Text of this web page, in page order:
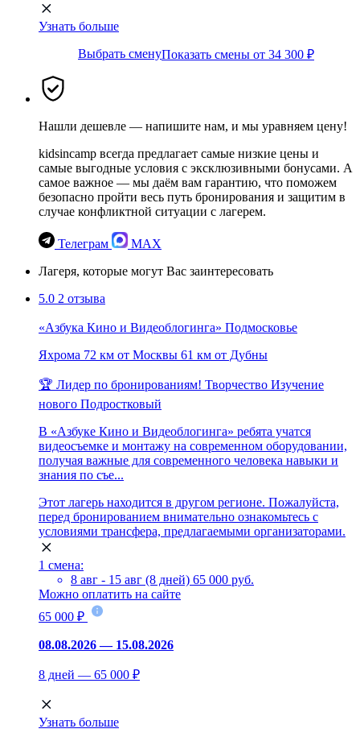
Узнать больше
Выбрать сменуПоказать смены от 34 300 ₽
Нашли дешевле — напишите нам, и мы уравняем цену!
kidsincamp всегда предлагает самые низкие цены и
самые выгодные условия с эксклюзивными бонусами. А
самое важное — мы даём вам гарантию, что поможем
безопасно пройти весь путь бронирования и защитим в
случае конфликтной ситуации с лагерем.
Телеграм
MAX
Лагеря, которые могут Вас заинтересовать
5.0 2 отзыва
«Азбука Кино и Видеоблогинга» Подмосковье
Яхрома 72 км от Москвы 61 км от Дубны
🏆 Лидер по бронированиям! Творчество Изучение
нового Подростковый
В «Азбуке Кино и Видеоблогинга» ребята учатся
видеосъемке и монтажу на современном оборудовании,
получая важные для современного человека навыки и
знания по съе...
Этот лагерь находится в другом регионе. Пожалуйста,
перед бронированием внимательно ознакомьтесь с
условиями трансфера, предлагаемыми организаторами.
1 смена:
8 авг - 15 авг (8 дней) 65 000 руб.
Можно оплатить на сайте
65 000 ₽
08.08.2026 — 15.08.2026
8 дней — 65 000 ₽
Узнать больше